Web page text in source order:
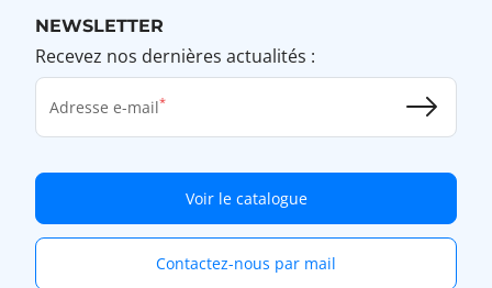
NEWSLETTER
Recevez nos dernières actualités :
Adresse e-mail
Voir le catalogue
Contactez-nous par mail